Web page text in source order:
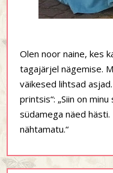
Olen noor naine, kes
tagajärjel nägemise.
väikesed lihtsad
printsis“: „Siin on
südamega näed
nähtamatu.“